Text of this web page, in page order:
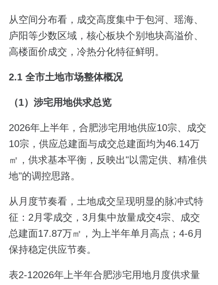
从空间分布看，成交高度集中于包河、瑶海、
庐阳等少数区域，核心板块个别地块高溢价、
高楼面价成交，冷热分化特征鲜明。
2.1 全市土地市场整体概况
（1）涉宅用地供求总览
2026年上半年，合肥涉宅用地供应10宗、成交
10宗，供应总建面与成交总建面均为46.14万
㎡，供求基本平衡，反映出"以需定供、精准供
地"的调控思路。
从月度节奏看，土地成交呈现明显的脉冲式特
征：2月零成交，3月集中放量成交4宗、成交
总建面17.87万㎡，为上半年单月高点；4-6月
保持稳定供应节奏。
表2-12026年上半年合肥涉宅用地月度供求量